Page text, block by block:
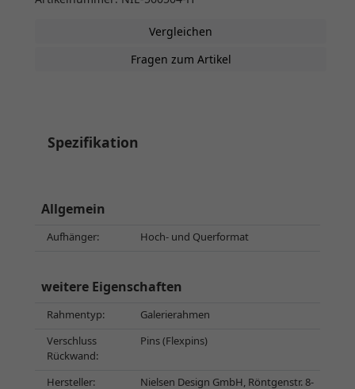
Vergleichen
Fragen zum Artikel
Spezifikation
Allgemein
Aufhänger: Hoch- und Querformat
weitere Eigenschaften
Rahmentyp:
Galerierahmen
Verschluss
Rückwand:
Pins (Flexpins)
Hersteller:
Nielsen Design GmbH, Röntgenstr. 8-